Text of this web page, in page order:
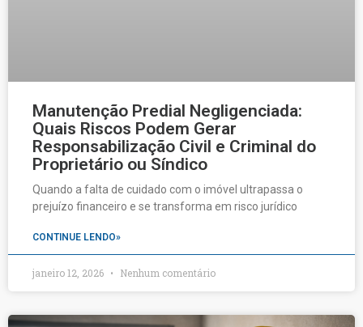
Manutenção Predial Negligenciada:
Quais Riscos Podem Gerar
Responsabilização Civil e Criminal do
Proprietário ou Síndico
Quando a falta de cuidado com o imóvel ultrapassa o
prejuízo financeiro e se transforma em risco jurídico
CONTINUE LENDO»
janeiro 12, 2026 Nenhum comentário